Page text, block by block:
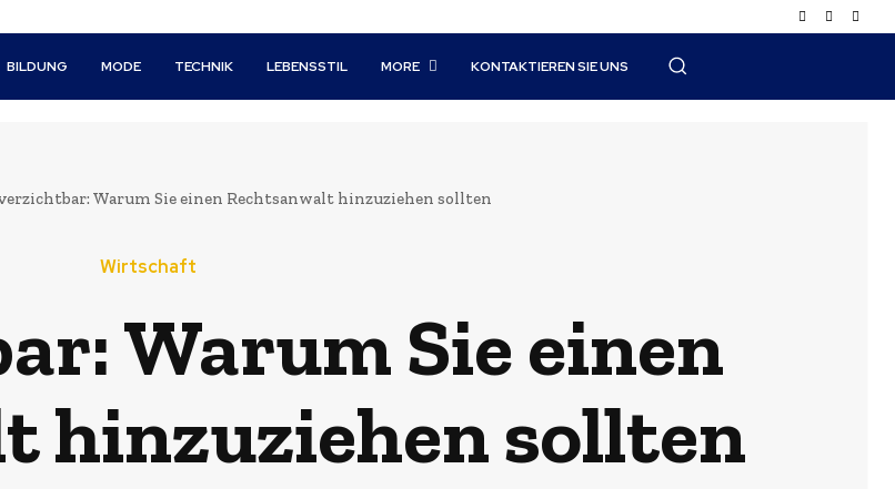
BILDUNG MODE TECHNIK LEBENSSTIL MORE KONTAKTIEREN SIE UNS
Warum Sie einen Rechtsanwalt hinzuziehen sollten
Wirtschaft
Warum Sie einen
hinzuziehen sollten